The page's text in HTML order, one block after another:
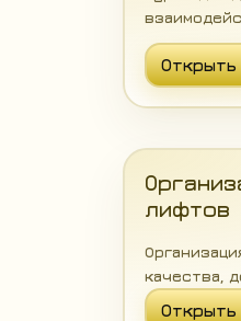
Открыть
лифтов
качества,
Открыть